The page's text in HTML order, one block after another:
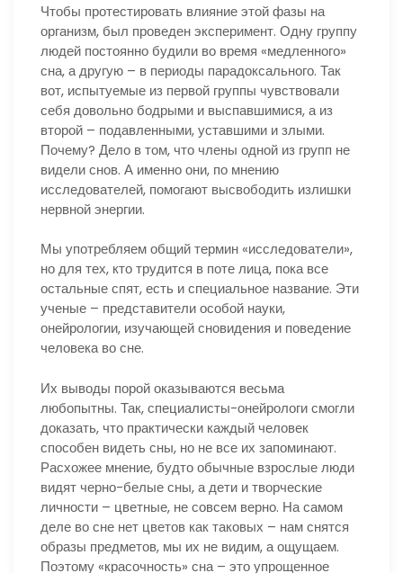
Чтобы протестировать влияние этой фазы на
организм, был проведен эксперимент. Одну группу
людей постоянно будили во время «медленного»
сна, а другую – в периоды парадоксального. Так
вот, испытуемые из первой группы чувствовали
себя довольно бодрыми и выспавшимися, а из
второй – подавленными, уставшими и злыми.
Почему? Дело в том, что члены одной из групп не
видели снов. А именно они, по мнению
исследователей, помогают высвободить излишки
нервной энергии.
Мы употребляем общий термин «исследователи»,
но для тех, кто трудится в поте лица, пока все
остальные спят, есть и специальное название. Эти
ученые – представители особой науки,
онейрологии, изучающей сновидения и поведение
человека во сне.
Их выводы порой оказываются весьма
любопытны. Так, специалисты-онейрологи смогли
доказать, что практически каждый человек
способен видеть сны, но не все их запоминают.
Расхожее мнение, будто обычные взрослые люди
видят черно-белые сны, а дети и творческие
личности – цветные, не совсем верно. На самом
деле во сне нет цветов как таковых – нам снятся
образы предметов, мы их не видим, а ощущаем.
Поэтому «красочность» сна – это упрощенное